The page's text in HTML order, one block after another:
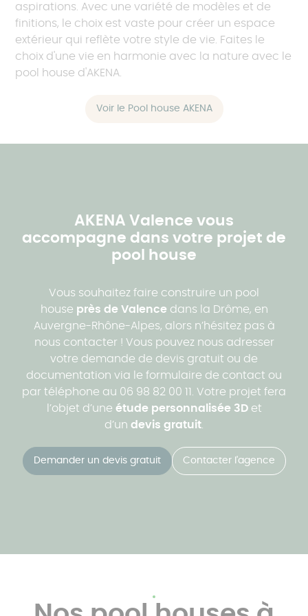
aspirations. Avec une variété de modèles et de
finitions, le choix est vaste pour créer un espace
extérieur qui reflète votre style de vie. Faites le
choix d'une vie en harmonie avec la nature avec le
pool house d'AKENA.
Voir le Pool house AKENA
AKENA Valence vous
accompagne dans votre projet de
pool house
Vous souhaitez faire construire un pool
house près de Valence dans la Drôme, en
Auvergne-Rhône-Alpes, alors n’hésitez pas à
nous contacter ! Vous pouvez nous adresser
votre demande de devis gratuit ou de
documentation via le formulaire de contact ou
par téléphone au 06 98 82 00 11. Votre projet fera
l’objet d’une étude personnalisée 3Det
d’un devis gratuit
Demander un devis gratuit Contacter l'agence